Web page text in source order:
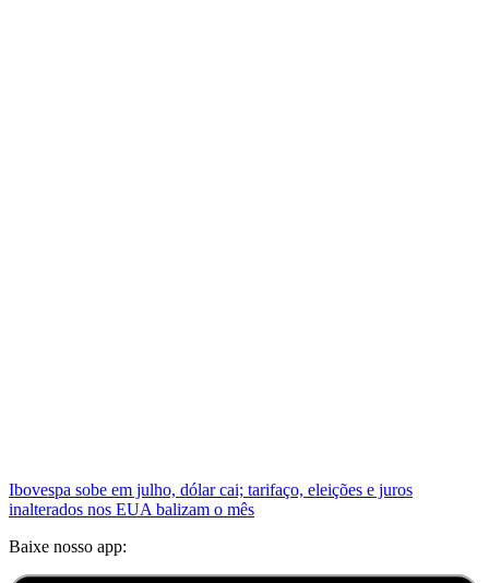
Ibovespa sobe em julho, dólar cai; tarifaço, eleições e juros
inalterados nos EUA balizam o mês
Baixe nosso app: